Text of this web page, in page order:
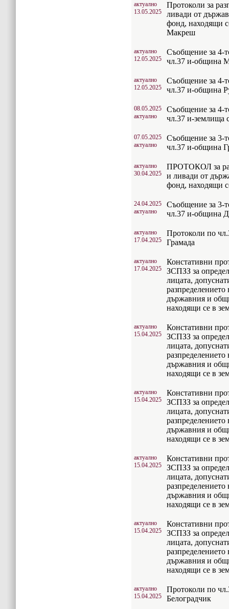
актуално
13.05.2025
Протоколи за
ливади от
фонд, находящи
Макреш
актуално
12.05.2025
Съобщение за 4-
чл.37 и-община
актуално
12.05.2025
Съобщение за 4-
чл.37 и-община
08.05.2025
актуално
Съобщение за 4-
чл.37 и-землища
07.05.2025
актуално
Съобщение за 3-
чл.37 и-община
актуално
30.04.2025
ПРОТОКОЛ за
и ливади от
фонд, находящи
24.04.2025
актуално
Съобщение за 3-
чл.37 и-община
актуално
17.04.2025
Протоколи по
Грамада
актуално
17.04.2025
Констативни
ЗСПЗЗ за
лицата,
държавния и
находящи се в
актуално
15.04.2025
Констативни
ЗСПЗЗ за
лицата,
държавния и
находящи се в
актуално
15.04.2025
Констативни
ЗСПЗЗ за
лицата,
държавния и
находящи се в
актуално
15.04.2025
Констативни
ЗСПЗЗ за
лицата,
държавния и
находящи се в
актуално
15.04.2025
Констативни
ЗСПЗЗ за
лицата,
държавния и
находящи се в
актуално
15.04.2025
Протоколи по
Белоградчик